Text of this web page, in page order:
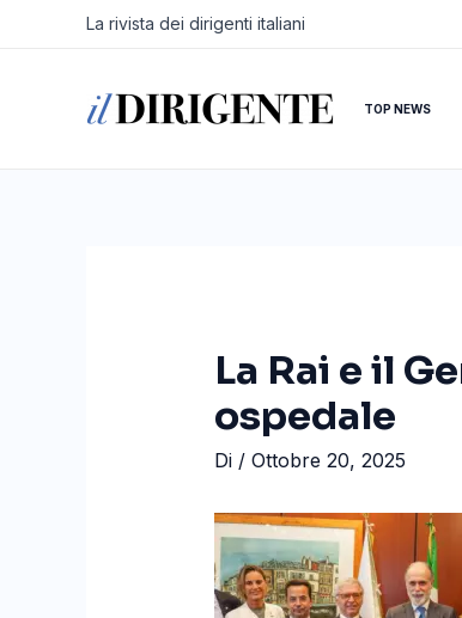
La rivista dei dirigenti italiani
TOP NEWS
La Rai e il
ospedale
Di / Ottobre 20, 2025
Navigazione